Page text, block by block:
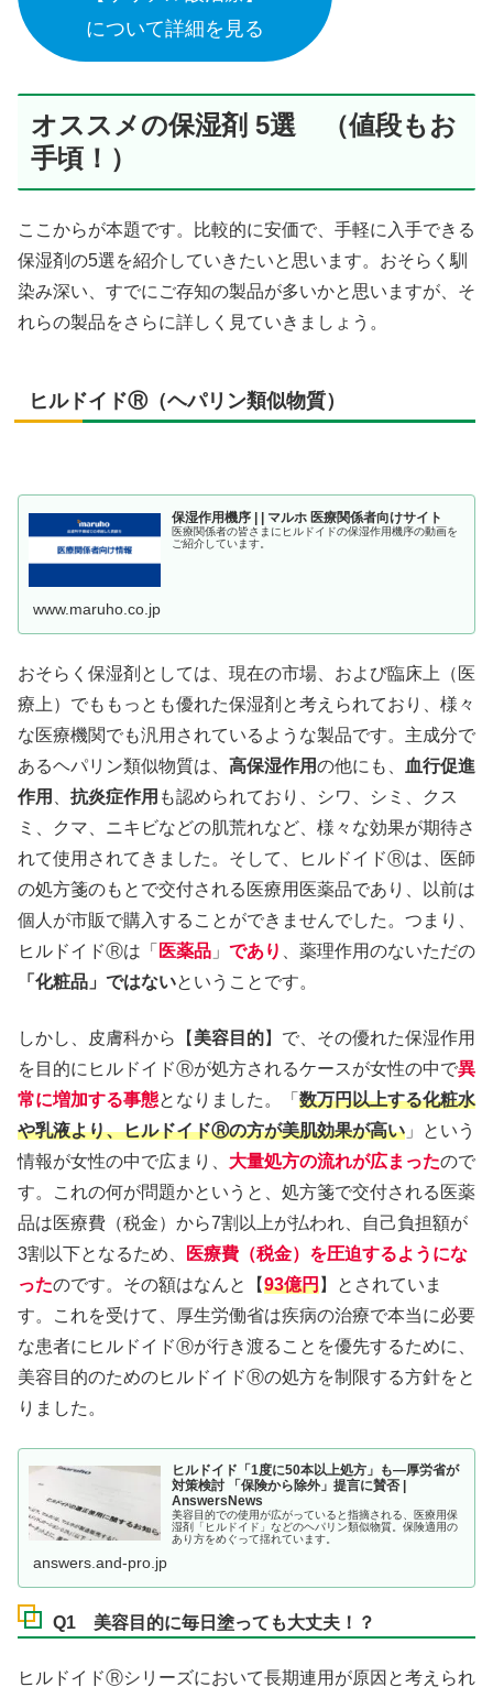
について詳細を見る
オススメの保湿剤 5選 （値段もお
手頃！）
ここからが本題です。比較的に安価で、手軽に入手できる
保湿剤の5選を紹介していきたいと思います。おそらく馴
染み深い、すでにご存知の製品が多いかと思いますが、そ
れらの製品をさらに詳しく見ていきましょう。
ヒルドイドⓇ（ヘパリン類似物質）
保湿作用機序 | | マルホ 医療関係者向けサイト
医療関係者の皆さまにヒルドイドの保湿作用機序の動画を
ご紹介しています。
www.maruho.co.jp
おそらく保湿剤としては、現在の市場、および臨床上（医
療上）でももっとも優れた保湿剤と考えられており、様々
な医療機関でも汎用されているような製品です。主成分で
あるヘパリン類似物質は、 高保湿作用の他にも、
血行促進
作用
抗炎症作用 も認められており、シワ、シミ、クス
ミ、クマ、ニキビなどの肌荒れなど、様々な効果が期待さ
れて使用されてきました。そして、ヒルドイドⓇは、医師
の処方箋のもとで交付される医療用医薬品であり、以前は
個人が市販で購入することができませんでした。つまり、
ヒルドイドⓇは「 医薬品 」 であり
、薬理作用のないただの
「化粧品」ではないということです。
しかし、皮膚科から【 美容目的】で、その優れた保湿作用
を目的にヒルドイドⓇが処方されるケースが女性の中で異
常に増加する事態となりました。「 数万円以上する化粧水
や乳液より、ヒルドイドⓇの方が美肌効果が高い 」という
情報が女性の中で広まり、 大量処方の流れが広まったので
す。これの何が問題かというと、処方箋で交付される医薬
品は医療費（税金）から7割以上が払われ、自己負担額が
3割以下となるため、
医療費（税金）を圧迫するようにな
ったのです。その額はなんと【93億円】とされていま
す。これを受けて、厚生労働省は疾病の治療で本当に必要
な患者にヒルドイドⓇが行き渡ることを優先するために、
美容目的のためのヒルドイドⓇの処方を制限する方針をと
りました。
ヒルドイド「1度に50本以上処方」も―厚労省が
対策検討 「保険から除外」提言に賛否 |
AnswersNews
美容目的での使用が広がっていると指摘される、医療用保
湿剤「ヒルドイド」などのヘパリン類似物質。保険適用の
あり方をめぐって揺れています。
answers.and-pro.jp
Q1 美容目的に毎日塗っても大丈夫！？
ヒルドイドⓇシリーズにおいて長期連用が原因と考えられ